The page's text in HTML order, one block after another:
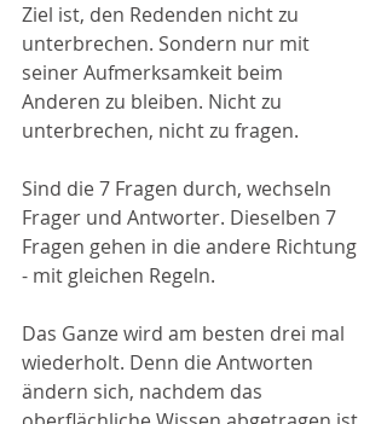
Ziel ist, den Redenden nicht zu
unterbrechen. Sondern nur mit
seiner Aufmerksamkeit beim
Anderen zu bleiben. Nicht zu
unterbrechen, nicht zu fragen.
Sind die 7 Fragen durch, wechseln
Frager und Antworter. Dieselben 7
Fragen gehen in die andere Richtung
- mit gleichen Regeln.
Das Ganze wird am besten drei mal
wiederholt. Denn die Antworten
ändern sich, nachdem das